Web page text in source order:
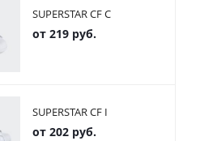
SUPERSTAR CF C
от 219 руб.
SUPERSTAR CF I
от 202 руб.